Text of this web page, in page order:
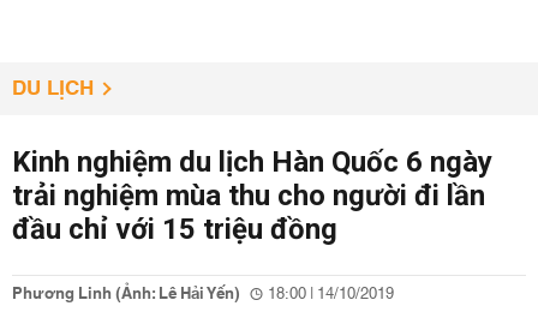
DU LỊCH
Kinh nghiệm du lịch Hàn Quốc 6 ngày
trải nghiệm mùa thu cho người đi lần
đầu chỉ với 15 triệu đồng
Phương Linh (Ảnh: Lê Hải Yến) 18:00 | 14/10/2019